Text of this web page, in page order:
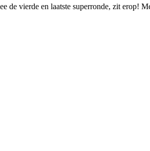
de vierde en laatste superronde, zit erop!